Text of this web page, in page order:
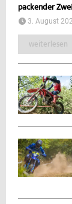
packender
3. August
weiterlesen